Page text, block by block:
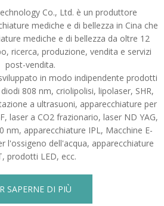
Co., Ltd. è un produttore
mediche e di bellezza in Cina che
mediche e di bellezza da oltre 12
ricerca, produzione, vendita e servizi
post-vendita.
in modo indipendente prodotti
808 nm, criolipolisi, lipolaser, SHR,
a ultrasuoni, apparecchiature per
laser a CO2 frazionario, laser ND YAG,
nm, apparecchiature IPL, Macchine E-
l'ossigeno dell'acqua, apparecchiature
prodotti LED, ecc.
SAPERNE DI PIÙ